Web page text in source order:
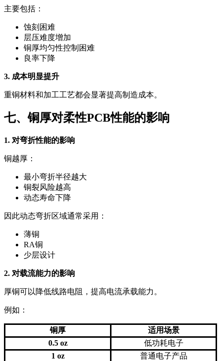
主要包括：
蚀刻困难
层压难度增加
铜厚均匀性控制困难
良率下降
3. 成本明显提升
重铜材料和加工工艺都会显著提高制造成本。
七、铜厚对柔性PCB性能的影响
1. 对弯折性能的影响
铜越厚：
最小弯折半径越大
铜裂风险越高
动态寿命下降
因此动态弯折区域通常采用：
薄铜
RA铜
少层设计
2. 对载流能力的影响
厚铜可以降低线路电阻，提高电流承载能力。
例如：
铜厚
适用场景
0.5 oz
低功耗电子
1 oz
普通电子产品